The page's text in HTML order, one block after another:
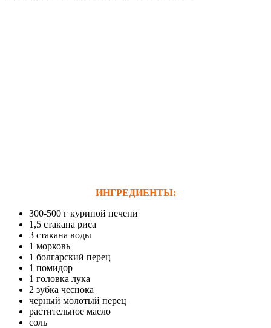
ИНГРЕДИЕНТЫ:
300-500 г куриной печени
1,5 стакана риса
3 стакана воды
1 морковь
1 болгарский перец
1 помидор
1 головка лука
2 зубка чеснока
черный молотый перец
растительное масло
соль